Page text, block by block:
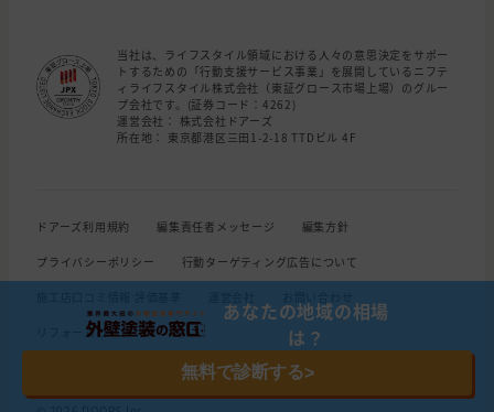
当社は、ライフスタイル領域における人々の意思決定をサポー
トするための「行動支援サービス事業」を展開しているニフテ
ィライフスタイル株式会社（東証グロース市場上場）のグルー
プ会社です。(証券コード：4262)
運営会社： 株式会社ドアーズ
所在地： 東京都港区三田1-2-18 TTDビル 4F
ドアーズ利用規約 編集責任者メッセージ 編集方針
プライバシーポリシー 行動ターゲティング広告について
リフォームローン
あなたの地域の相場
は？
無料で診断する>